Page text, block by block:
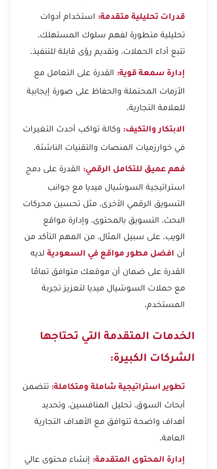
قدرات تحليلية متقدمة: استخدام أدوات
تحليلية متطورة لفهم سلوك المستهلك،
تتبع أداء الحملات، وتقديم رؤى قابلة للتنفيذ.
إدارة سمعة قوية: القدرة على التعامل مع
الأزمات المحتملة والحفاظ على صورة إيجابية
للعلامة التجارية.
الابتكار والتكيف: وكالة تواكب أحدث التغيرات
في خوارزميات المنصات والتقنيات الناشئة.
فهم عميق للتكامل الرقمي: القدرة على دمج
استراتيجية السوشيال ميديا مع جوانب
التسويق الرقمي الأخرى، مثل تحسين محركات
البحث، التسويق بالمحتوى، وإدارة مواقع
الويب. على سبيل المثال، من المهم التأكد من
أن افضل مطور مواقع في السعودية لديه
القدرة على ضمان أن موقعك متوافق تمامًا
مع حملات السوشيال ميديا لتعزيز تجربة
المستخدم.
الخدمات المتقدمة التي تحتاجها
الشركات الكبيرة:
تطوير استراتيجية شاملة ومتكاملة: تتضمن
أبحاث السوق، تحليل المنافسين، وتحديد
أهداف واضحة تتوافق مع الأهداف التجارية
العامة.
إدارة المحتوى المتقدمة: إنشاء محتوى عالي